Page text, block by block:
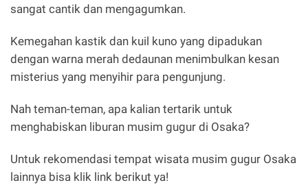
sangat cantik dan mengagumkan.
Kemegahan kastik dan kuil kuno yang dipadukan
dengan warna merah dedaunan menimbulkan kesan
misterius yang menyihir para pengunjung.
Nah teman-teman, apa kalian tertarik untuk
menghabiskan liburan musim gugur di Osaka?
Untuk rekomendasi tempat wisata musim gugur Osaka
lainnya bisa klik link berikut ya!